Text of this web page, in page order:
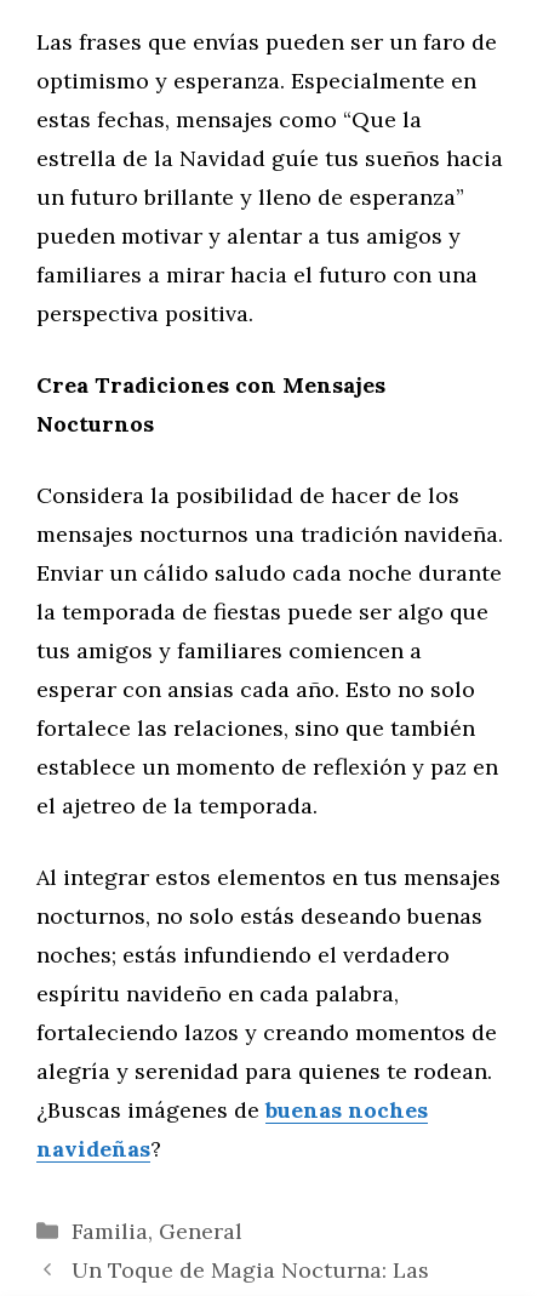
Las frases que envías pueden ser un faro de
optimismo y esperanza. Especialmente en
estas fechas, mensajes como “Que la
estrella de la Navidad guíe tus sueños hacia
un futuro brillante y lleno de esperanza”
pueden motivar y alentar a tus amigos y
familiares a mirar hacia el futuro con una
perspectiva positiva.
Crea Tradiciones con Mensajes
Nocturnos
Considera la posibilidad de hacer de los
mensajes nocturnos una tradición navideña.
Enviar un cálido saludo cada noche durante
la temporada de fiestas puede ser algo que
tus amigos y familiares comiencen a
esperar con ansias cada año. Esto no solo
fortalece las relaciones, sino que también
establece un momento de reflexión y paz en
el ajetreo de la temporada.
Al integrar estos elementos en tus mensajes
nocturnos, no solo estás deseando buenas
noches; estás infundiendo el verdadero
espíritu navideño en cada palabra,
fortaleciendo lazos y creando momentos de
alegría y serenidad para quienes te rodean.
¿Buscas imágenes debuenas noches
navideñas?
Categorías
Familia, General
Un Toque de Magia Nocturna: Las